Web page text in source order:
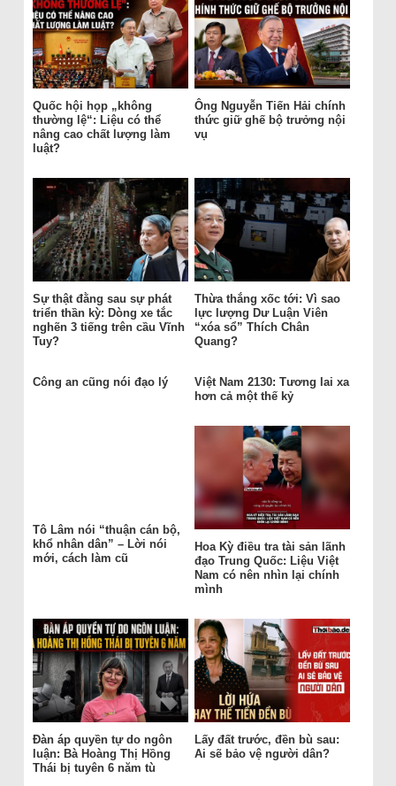
Quốc hội họp „không
thường lệ“: Liệu có thể
nâng cao chất lượng làm
luật?
Ông Nguyễn Tiến Hải chính
thức giữ ghế bộ trưởng nội
vụ
Sự thật đằng sau sự phát
triển thần kỳ: Dòng xe tắc
nghẽn 3 tiếng trên cầu Vĩnh
Tuy?
Thừa thắng xốc tới: Vì sao
lực lượng Dư Luận Viên
“xóa sổ” Thích Chân
Quang?
Công an cũng nói đạo lý
Việt Nam 2130: Tương lai xa
hơn cả một thế kỷ
Tô Lâm nói “thuận cán bộ,
khổ nhân dân” – Lời nói
mới, cách làm cũ
Hoa Kỳ điều tra tài sản lãnh
đạo Trung Quốc: Liệu Việt
Nam có nên nhìn lại chính
mình
Đàn áp quyền tự do ngôn
luận: Bà Hoàng Thị Hồng
Thái bị tuyên 6 năm tù
Lấy đất trước, đền bù sau:
Ai sẽ bảo vệ người dân?